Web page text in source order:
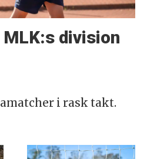
division
i rask takt.